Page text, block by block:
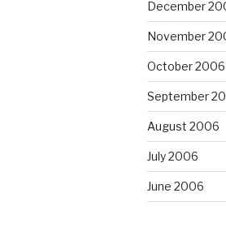
December
November
October 2006
September
August 2006
July 2006
June 2006